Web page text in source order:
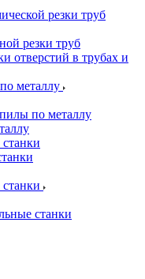
резки труб
резки труб
отверстий в трубах и
металлу
по металлу
станки